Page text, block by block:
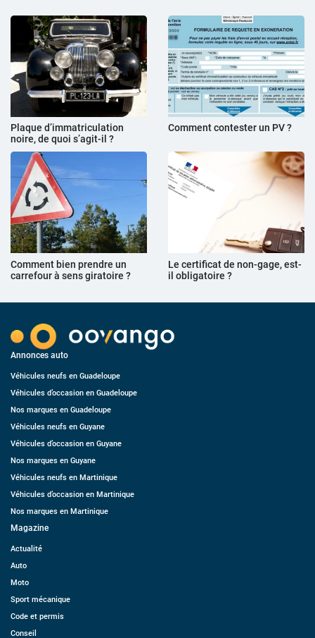
Plaque d’immatriculation
noire, de quoi s’agit-il ?
Comment contester un PV ?
Comment bien prendre un
carrefour à sens giratoire ?
Le certificat de non-gage, est-
il obligatoire ?
Annonces auto
Véhicules neufs en Guadeloupe
Véhicules d’occasion en Guadeloupe
Nos marques en Guadeloupe
Véhicules neufs en Guyane
Véhicules d’occasion en Guyane
Nos marques en Guyane
Véhicules neufs en Martinique
Véhicules d’occasion en Martinique
Nos marques en Martinique
Magazine
Actualité
Auto
Moto
Sport mécanique
Code et permis
Conseil